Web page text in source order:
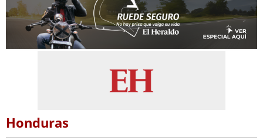
Honduras